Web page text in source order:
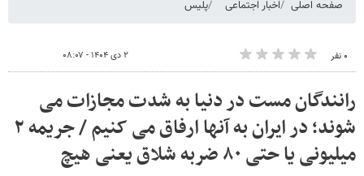
صفحه اصلی اخبار اجتماعی پلیس
۰ نفر ۲ دی ۱۴۰۴ - ۰۸:۰۷
رانندگان مست در دنیا به شدت مجازات می
شوند؛ در ایران به آنها ارفاق می کنیم / جریمه ۲
میلیونی یا حتی ۸۰ ضربه شلاق یعنی هیچ